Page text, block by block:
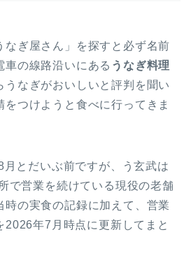
なぎ屋さん」を探すと必ず名前
車の線路沿いにある うなぎ料理
うなぎがおいしいと評判を聞い
つけようと食べに行ってきま
とだいぶ前ですが、う玄武は
で営業を続けている現役の老舗
時の実食の記録に加えて、営業
2026年7月時点に更新してまと